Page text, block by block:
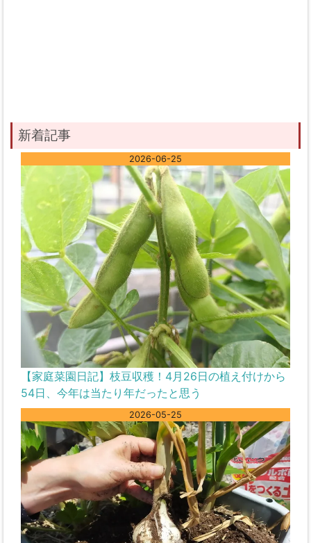
新着記事
2026-06-25
【家庭菜園日記】枝豆収穫！4月26日の植え付けから
54日、今年は当たり年だったと思う
2026-05-25